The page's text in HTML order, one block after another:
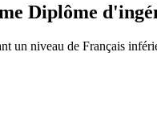
Diplôme
un niveau de Français